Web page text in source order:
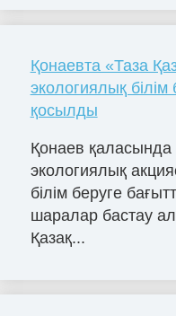
Қонаевта «Таза
экологиялық
қосылды
Қонаев қаласында
экологиялық
білім беруге
шаралар бастау
Қазақ...